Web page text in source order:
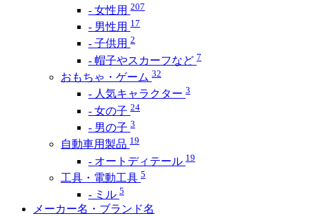
- 女性用 207
- 男性用 17
- 子供用 2
- 帽子やスカーフなど 7
おもちゃ・ゲーム 32
- 人気キャラクター 3
- 女の子 24
- 男の子 3
自動車用製品 19
- オートディテール 19
工具・電動工具 5
- ミル 5
メーカー名・ブランド名